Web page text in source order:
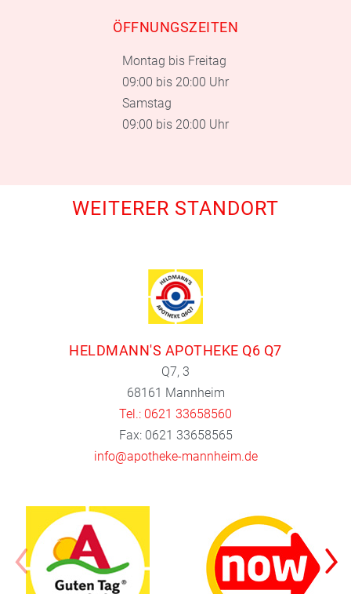
ÖFFNUNGSZEITEN
Montag bis Freitag
09:00 bis 20:00 Uhr
Samstag
09:00 bis 20:00 Uhr
WEITERER STANDORT
HELDMANN'S APOTHEKE Q6 Q7
Q7, 3
68161 Mannheim
Tel.: 0621 33658560
Fax: 0621 33658565
info@apotheke-mannheim.de